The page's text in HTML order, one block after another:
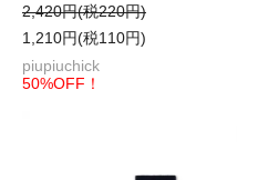
2,420円(税220円)
1,210円(税110円)
piupiuchick
50%OFF！